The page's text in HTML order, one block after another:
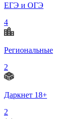
ЕГЭ и ОГЭ
4
Региональные
2
Даркнет 18+
2